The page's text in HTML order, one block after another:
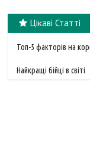
Цікаві Статті
Топ-5 факторів на
Найкращі бійці в світі